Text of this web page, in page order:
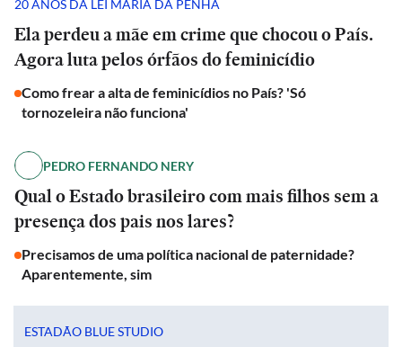
20 ANOS DA LEI MARIA DA PENHA
Ela perdeu a mãe em crime que chocou o País.
Agora luta pelos órfãos do feminicídio
Como frear a alta de feminicídios no País? 'Só
tornozeleira não funciona'
PEDRO FERNANDO NERY
Qual o Estado brasileiro com mais filhos sem a
presença dos pais nos lares?
Precisamos de uma política nacional de paternidade?
Aparentemente, sim
ESTADÃO BLUE STUDIO